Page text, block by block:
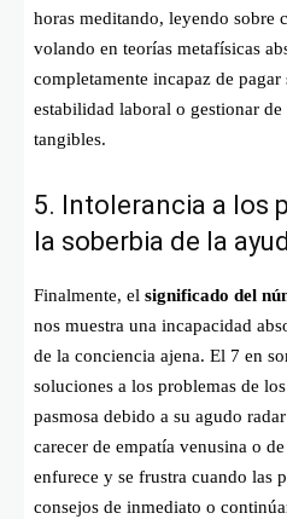
horas meditando, leyendo sobre
volando en teorías metafísicas
completamente incapaz de pagar
estabilidad laboral o gestionar
tangibles.
5. Intolerancia a los
la soberbia de la
Finalmente, el significado del
nos muestra una incapacidad
de la conciencia ajena. El 7 en
soluciones a los problemas de
pasmosa debido a su agudo
carecer de empatía venusina o
enfurece y se frustra cuando las
consejos de inmediato o